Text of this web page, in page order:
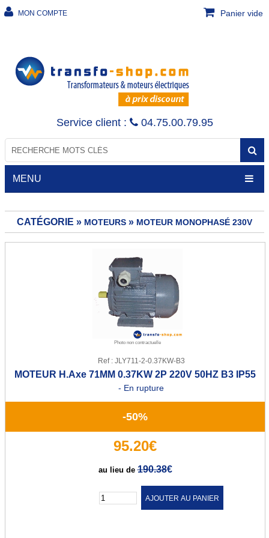
MON COMPTE
Service client : 04.75.00.79.95
MENU
TRANSFORMATEURS
Transfo de sécurité 12 ou 24 V
Transfo de sécurité 24 ou 48 V
Transfo d'isolement
Transfo d'isolement 230V
Transfo pour circuit imprimé
Transfo torique d'éclairage
Transfo d'enseigne néon
CATÉGORIE » MOTEURS » MOTEUR MONOPHASÉ 230V
Photo non contractuelle
Ref : JLY711-2-0.37KW-B3
MOTEUR H.Axe 71MM 0.37KW 2P 220V 50HZ B3 IP55
- En rupture
-50%
95.20€
au lieu de 190.38€
Panier vide